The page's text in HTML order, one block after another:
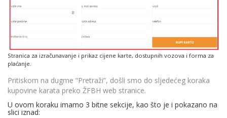
Stranica za izračunavanje i prikaz cijene karte, dostupnih vozova i forma za
plaćanje.
Pritiskom na dugme “Pretraži”, došli smo do sljedećeg koraka
kupovine karata preko ŽFBH web stranice.
U ovom koraku imamo 3 bitne sekcije, kao što je i pokazano na
slici iznad: